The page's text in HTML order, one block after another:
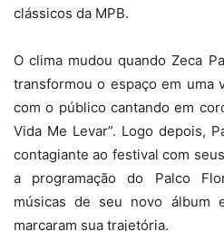
clássicos da MPB.
O clima mudou quando Zeca
transformou o espaço em uma
com o público cantando em
Vida Me Levar”. Logo depois,
contagiante ao festival com
a programação do Palco
músicas de seu novo álbum
marcaram sua trajetória.